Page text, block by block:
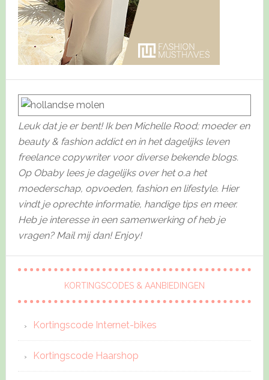
Leuk dat je er bent! Ik ben Michelle Rood; moeder en
beauty & fashion addict en in het dagelijks leven
freelance copywriter voor diverse bekende blogs.
Op Obaby lees je dagelijks over het o.a het
moederschap, opvoeden, fashion en lifestyle. Hier
vindt je oprechte informatie, handige tips en meer.
Heb je interesse in een samenwerking of heb je
vragen? Mail mij dan! Enjoy!
KORTINGSCODES & AANBIEDINGEN
Kortingscode Internet-bikes
Kortingscode Haarshop